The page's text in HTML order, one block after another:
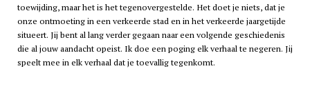
toewijding, maar het is het tegenovergestelde. Het doet je niets, dat je
onze ontmoeting in een verkeerde stad en in het verkeerde jaargetijde
situeert. Jij bent al lang verder gegaan naar een volgende geschiedenis
die al jouw aandacht opeist. Ik doe een poging elk verhaal te negeren. Jij
speelt mee in elk verhaal dat je toevallig tegenkomt.